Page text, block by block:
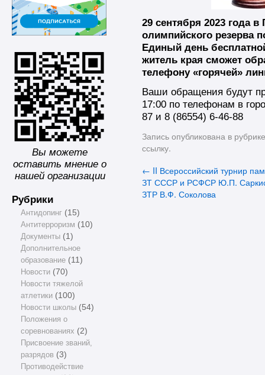
Вы можете
оставить мнение о
нашей организации
Рубрики
Антидопинг(15)
Антитерроризм (10)
Документы(1)
Дополнительное
образование(11)
Новости(70)
Новости тяжелой
атлетики(100)
Новости школы(54)
Положения о
соревнованиях (2)
Присвоение званий,
разрядов (3)
Противодействие
29 сентября 2023 года
олимпийского резерва
Единый день
житель края сможет
телефону «горячей»
Ваши обращения будут
17:00 по телефонам в
87 и 8 (86554) 6-46-88
Запись опубликована в
ссылку.
← II Всероссийский турнир
ЗТ СССР и РСФСР Ю.П.
ЗТР В.Ф. Соколова